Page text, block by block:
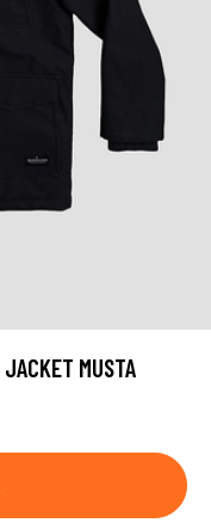
MUSTA